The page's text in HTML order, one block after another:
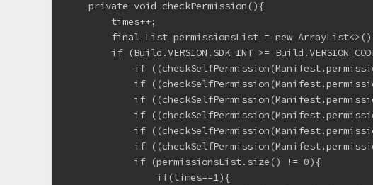
    private void checkPermission(){
        times++;
final List permissionsList = new
if (Build.VERSION.SDK_INT >=
if
if
if
if
if
if
            if (permissionsList.size() != 0){
                if(times==1){